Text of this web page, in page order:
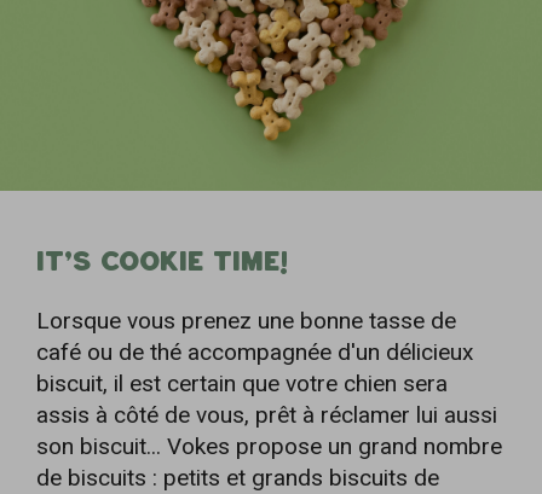
IT’S COOKIE TIME!
Lorsque vous prenez une bonne tasse de
café ou de thé accompagnée d'un délicieux
biscuit, il est certain que votre chien sera
assis à côté de vous, prêt à réclamer lui aussi
son biscuit... Vokes propose un grand nombre
de biscuits : petits et grands biscuits de